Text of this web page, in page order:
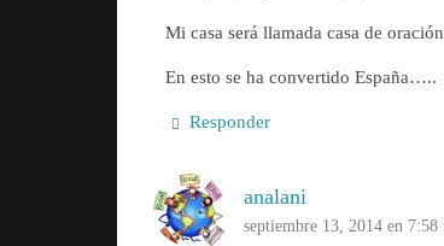
Mi casa será llamada casa de
En esto se ha convertido España…..
Responder
analani
septiembre 13, 2014 en 7:58